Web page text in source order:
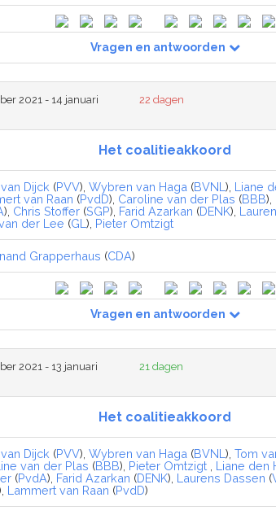
Vragen en antwoorden
2021 - 14 januari
22 dagen
Het coalitieakkoord
Dijck (PVV), Wybren van Haga (BVNL ), Liane
van Raan (PvdD), Caroline van der Plas (BBB),
), Chris Stoffer (SGP), Farid Azarkan (DENK),
der Lee (GL ), Pieter Omtzigt
Grapperhaus (CDA)
Vragen en antwoorden
2021 - 13 januari
21 dagen
Het coalitieakkoord
Dijck (PVV), Wybren van Haga (BVNL ), Tom
van der Plas (BBB), Pieter Omtzigt Liane den
(PvdA), Farid Azarkan (DENK), Laurens Dassen (
Lammert van Raan (PvdD)